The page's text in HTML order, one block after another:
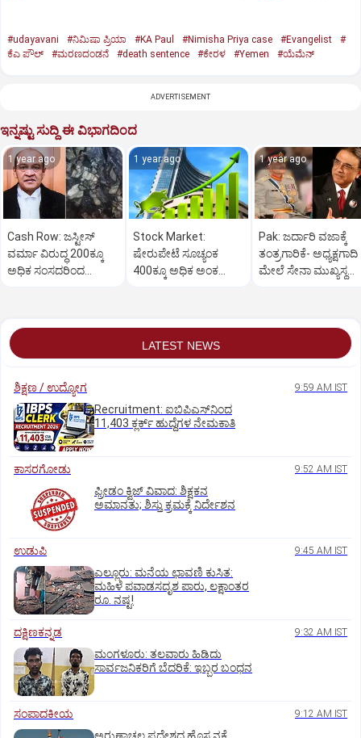
#udayavani #ನಿಮಿಷಾ ಪ್ರಿಯಾ #KA Paul #Nimisha Priya case #Evangelist
#
ಕೆಎ ಪೌಲ್
#ಮರಣದಂಡನೆ #death sentence #ಕೇರಳ #Yemen #ಯೆಮೆನ್‌
ADVERTISEMENT
ಇನ್ನಷ್ಟು ಸುದ್ದಿ ಈ ವಿಭಾಗದಿಂದ
1 year ago
Cash Row: ಜಸ್ಟೀಸ್‌
ವರ್ಮಾ ವಿರುದ್ಧ 200ಕ್ಕೂ
ಅಧಿಕ ಸಂಸದರಿಂದ
1 year ago
Stock Market:
ಷೇರುಪೇಟೆ ಸೂಚ್ಯಂಕ
400ಕ್ಕೂ ಅಧಿಕ ಅಂಕ
1 year ago
Pak: ಜರ್ದಾರಿ ವಜಾಕ್ಕೆ
ತಂತ್ರಗಾರಿಕೆ- ಅಧ್ಯಕ್ಷಗಾದಿ
ಮೇಲೆ ಸೇನಾ ಮುಖ್ಯಸ್ಥ
LATEST NEWS
ಶಿಕ್ಷಣ / ಉದ್ಯೋಗ 9:59 AM IST
Recruitment: ಐಬಿಪಿಎಸ್‌ನಿಂದ
11,403 ಕ್ಲರ್ಕ್‌ ಹುದ್ದೆಗಳ ನೇಮಕಾತಿ
ಕಾಸರಗೋಡು 9:52 AM IST
ಫ್ರೀಡಂ ಕ್ವಿಜ್‌ ವಿವಾದ: ಶಿಕ್ಷಕನ
ಅಮಾನತು; ಶಿಸ್ತು ಕ್ರಮಕ್ಕೆ ನಿರ್ದೇಶನ
ಉಡುಪಿ 9:45 AM IST
ಎಲ್ಲೂರು: ಮನೆಯ ಛಾವಣಿ ಕುಸಿತ:
ಮಹಿಳೆ ಪವಾಡಸದೃಶ ಪಾರು, ಲಕ್ಷಾಂತರ
ರೂ. ನಷ್ಟ!
ದಕ್ಷಿಣಕನ್ನಡ 9:32 AM IST
ಮಂಗಳೂರು: ತಲವಾರು ಹಿಡಿದು
ಸಾರ್ವಜನಿಕರಿಗೆ ಬೆದರಿಕೆ: ಇಬ್ಬರ ಬಂಧನ
ಸಂಪಾದಕೀಯ 9:12 AM IST